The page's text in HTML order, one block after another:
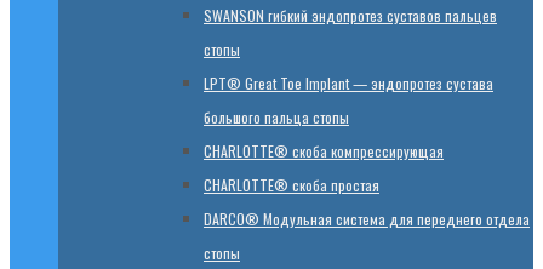
SWANSON гибкий эндопротез суставов пальцев
стопы
LPT® Great Toe Implant — эндопротез сустава
большого пальца стопы
CHARLOTTE® скоба компрессирующая
CHARLOTTE® скоба простая
DARCO® Модульная система для переднего отдела
стопы